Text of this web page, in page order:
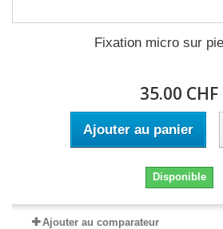
Fixation micro sur
35.00 CHF
Ajouter au panier
Disponible
Ajouter au comparateur